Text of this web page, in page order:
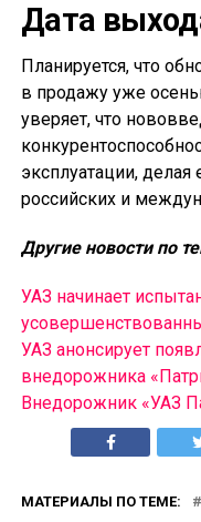
Дата
Планируется, что
в продажу уже
уверяет, что
эксплуатации,
российских и
Другие новости по
УАЗ начинает
УАЗ анонсирует
внедорожника
Внедорожник «УАЗ
МАТЕРИАЛЫ ПО ТЕМЕ: